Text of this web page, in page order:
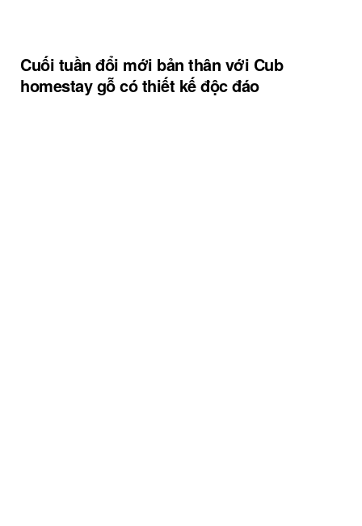
Cuối tuần đổi mới bản thân với Cub
homestay gỗ có thiết kế độc đáo